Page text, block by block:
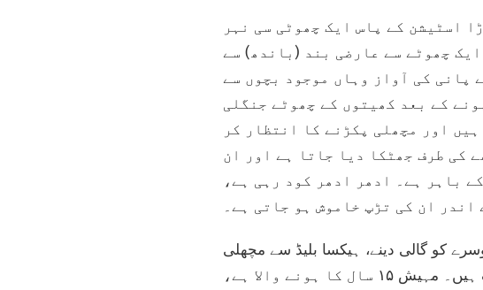
اسٹیشن کے پاس ایک چھوٹی سی نہر
چھوٹے سے عارضی بند (باندھ) سے
پانی کی آواز وہاں موجود بچوں سے
کے بعد کھیتوں کے چھوٹے جنگلی
اور مچھلی پکڑنے کا انتظار کر
کی طرف جھٹکا دیا جاتا ہے اور ان
باہر ہے۔ ادھر ادھر کود رہی ہے،
ان کی تڑپ خاموش ہو جاتی ہے۔
کو گالی دینے، ہیکسا بلیڈ سے مچھلی
کو صاف کرنے، چھلکے (جلد کے اوپر کا حصہ) ہٹانے اور کاٹنے میں مصروف ہیں۔ مہیش ۱۵ سال کا ہونے والا ہے،